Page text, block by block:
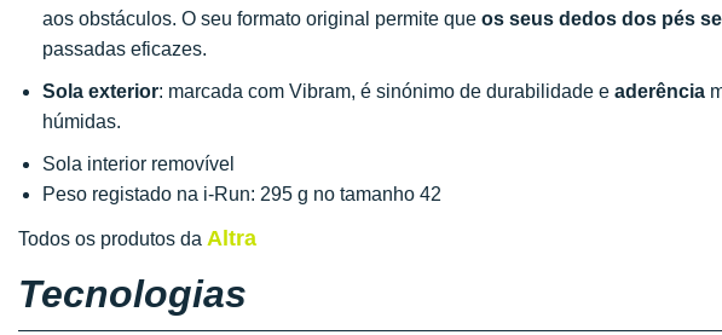
aos obstáculos. O seu formato original permite que os seus dedos dos pés
passadas eficazes.
Sola exterior: marcada com Vibram, é sinónimo de durabilidade e aderência
húmidas.
Sola interior removível
Peso registado na i-Run: 295 g no tamanho 42
Todos os produtos da Altra
Tecnologias